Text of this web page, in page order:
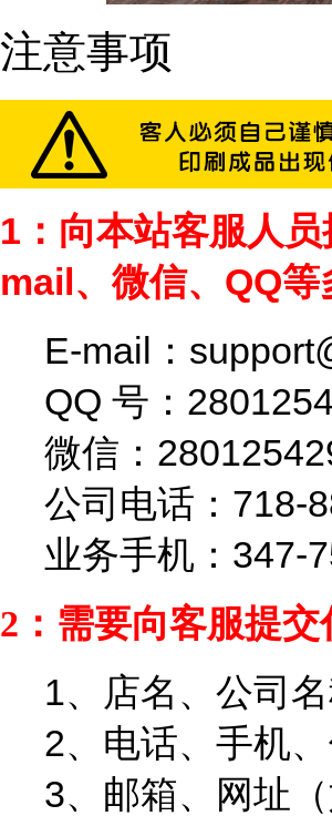
注意事项
1：向本站客服人
mail、微信、QQ
E-mail：
QQ 号：
微信：
公司电话：718-
业务手机：347-
2：需要向客服提
1、店名、公司
2、电话、手机
3、邮箱、网址